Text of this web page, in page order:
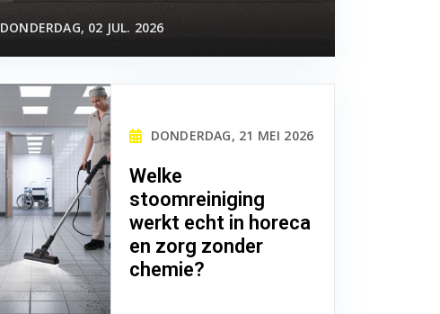
DONDERDAG, 02 JUL. 2026
Welke
stoomreiniging
werkt echt in horeca
en zorg zonder
chemie?
DONDERDAG, 21 MEI 2026